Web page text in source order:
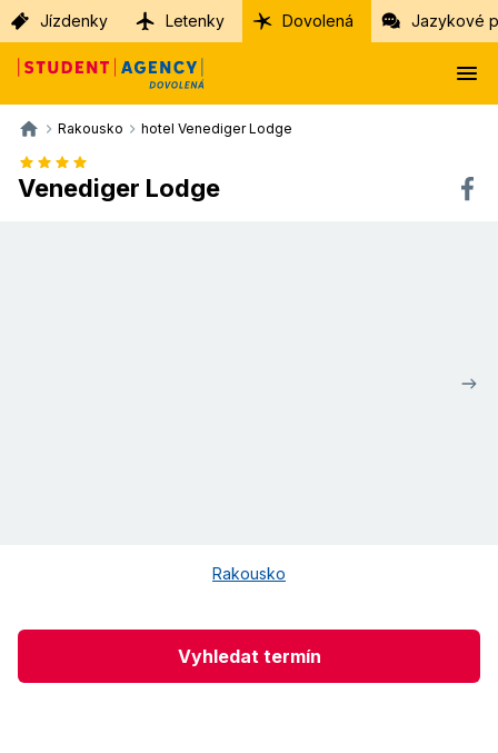
Jízdenky Letenky Dovolená Jazykové
Rakousko hotel Venediger Lodge
Venediger Lodge
Rakousko
Vyhledat termín